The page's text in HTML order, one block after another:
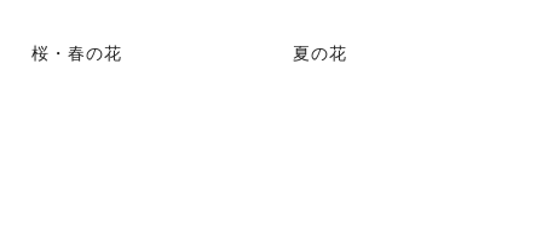
桜・春の花 夏の花